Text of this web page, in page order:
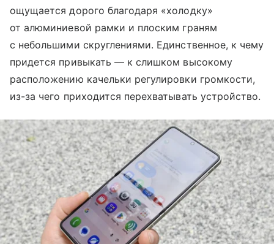
ощущается дорого благодаря «холодку»
от алюминиевой рамки и плоским граням
с небольшими скруглениями. Единственное, к чему
придется привыкать — к слишком высокому
расположению качельки регулировки громкости,
из-за чего приходится перехватывать устройство.